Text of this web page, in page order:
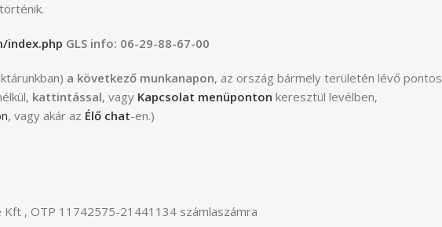
index.php GLS info: 06-29-88-67-00
a következő munkanapon, az ország bármely területén lévő pontos
kattintással, vagy Kapcsolat menüponton keresztül levélben,
, vagy akár az Élő chat-en.)
Kft , OTP 11742575-21441134 számlaszámra